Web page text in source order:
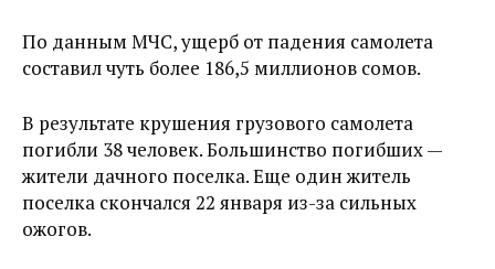
По данным МЧС, ущерб от падения самолета
составил чуть более 186,5 миллионов сомов.
В результате крушения грузового самолета
погибли 38 человек. Большинство погибших —
жители дачного поселка. Еще один житель
поселка скончался 22 января из-за сильных
ожогов.